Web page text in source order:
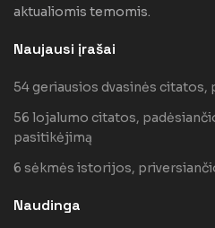
aktualiomis temomis.
Naujausi įrašai
54 geriausios dvasinės citatos,
56 lojalumo citatos,
pasitikėjimą
6 sėkmės istorijos,
Naudinga